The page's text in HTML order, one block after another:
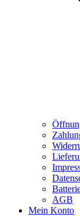
AGB
Mein Konto